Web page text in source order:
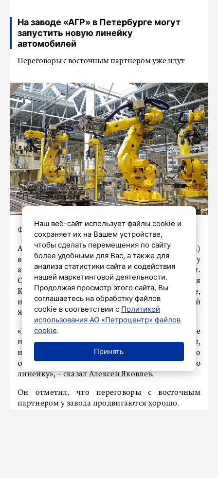
На заводе «АГР» в Петербурге могут
запустить новую линейку
автомобилей
Переговоры с восточным партнером уже идут
Фото: gov.spb.ru
Автомобильный завод «АГР» (бывший Hyundai)
в Петербурге намерен запустить новую линейку
автомобилей вместе с восточным партнером.
Об этом рассказал заместитель председателя
Комитета по промышленной политике,
инновациям и торговле Петербурга Алексей
Яковлев.
«Помимо того, что будут собраны все
имеющиеся у них машинокомплекты,
надеемся, что в скором времени они совместно
со своим партнером начнут выпускать и новую
линейку», – сказал Алексей Яковлев.
Он отметил, что переговоры с восточным
партнером у завода продвигаются хорошо.
Наш веб-сайт использует файлы cookie и
сохраняет их на Вашем устройстве,
чтобы сделать перемещения по сайту
более удобными для Вас, а также для
анализа статистики сайта и содействия
нашей маркетинговой деятельности.
Продолжая просмотр этого сайта, Вы
соглашаетесь на обработку файлов
cookie в соответствии с Политикой
использования АО «Петроцентр» файлов
cookie.
Принять